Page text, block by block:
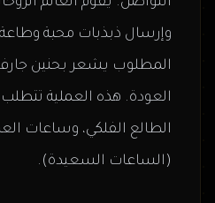
وإرسال ذبذبات محبة
المطلوب يشعر بحنين
العودة. هذه العملية
الطالع الفلكي، وساعات
(الساعات السعيدة).